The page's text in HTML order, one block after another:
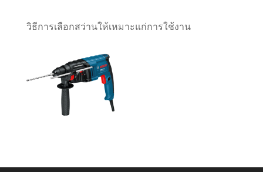
วิธีการเลือกสว่านให้เหมาะแก่การใช้งาน